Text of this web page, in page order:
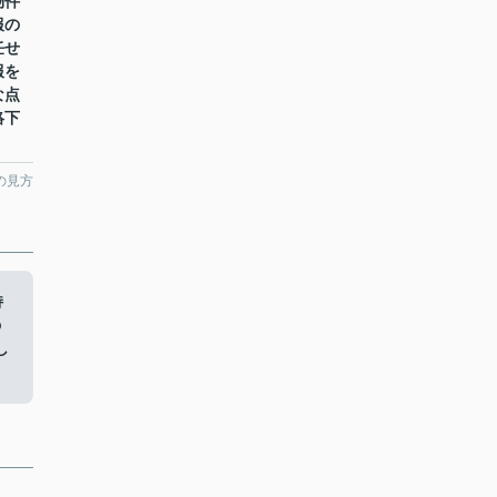
の
せ
を
点
下
見方